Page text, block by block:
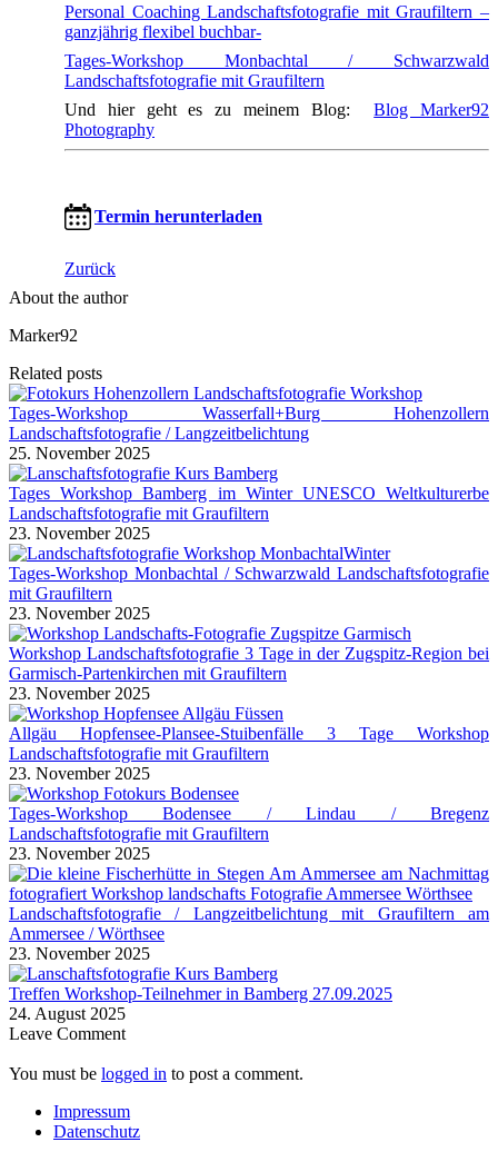
Personal Coaching Landschaftsfotografie mit Graufiltern –
ganzjährig flexibel buchbar-
Tages-Workshop Monbachtal / Schwarzwald
Landschaftsfotografie mit Graufiltern
Und hier geht es zu meinem Blog:Blog Marker92
Photography
Termin herunterladen
Zurück
About the author
Marker92
Related posts
Tages-Workshop Wasserfall+Burg Hohenzollern
Landschaftsfotografie / Langzeitbelichtung
25. November 2025
Tages Workshop Bamberg im Winter UNESCO Weltkulturerbe
Landschaftsfotografie mit Graufiltern
23. November 2025
Tages-Workshop Monbachtal / Schwarzwald Landschaftsfotografie
mit Graufiltern
23. November 2025
Workshop Landschaftsfotografie 3 Tage in der Zugspitz-Region bei
Garmisch-Partenkirchen mit Graufiltern
23. November 2025
Allgäu Hopfensee-Plansee-Stuibenfälle 3 Tage Workshop
Landschaftsfotografie mit Graufiltern
23. November 2025
Tages-Workshop Bodensee / Lindau / Bregenz
Landschaftsfotografie mit Graufiltern
23. November 2025
Landschaftsfotografie / Langzeitbelichtung mit Graufiltern am
Ammersee / Wörthsee
23. November 2025
Treffen Workshop-Teilnehmer in Bamberg 27.09.2025
24. August 2025
Leave Comment
You must be logged in to post a comment.
Impressum
Datenschutz